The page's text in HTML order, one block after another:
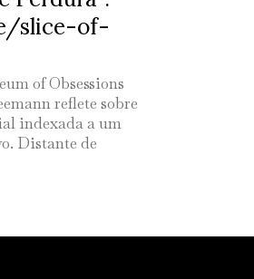
slice-of-
of Obsessions
reflete sobre
indexada a um
Distante de